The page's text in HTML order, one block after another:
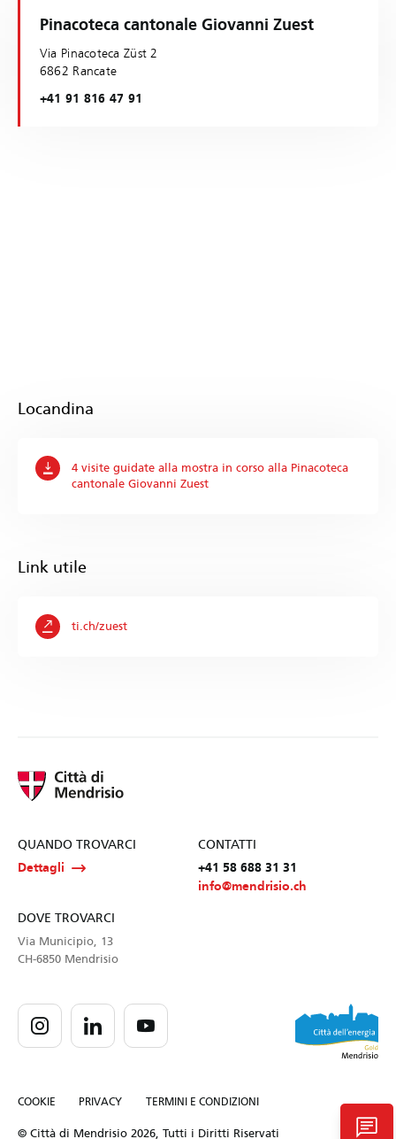
Pinacoteca cantonale Giovanni Zuest
Via Pinacoteca Züst 2
6862 Rancate
+41 91 816 47 91
Locandina
4 visite guidate alla mostra in corso alla Pinacoteca
cantonale Giovanni Zuest
Link utile
ti.ch/zuest
QUANDO TROVARCI
Dettagli
CONTATTI
+41 58 688 31 31
info@mendrisio.ch
DOVE TROVARCI
Via Municipio, 13
CH-6850 Mendrisio
COOKIE PRIVACY TERMINI E CONDIZIONI
© Città di Mendrisio 2026, Tutti i Diritti Riservati chat